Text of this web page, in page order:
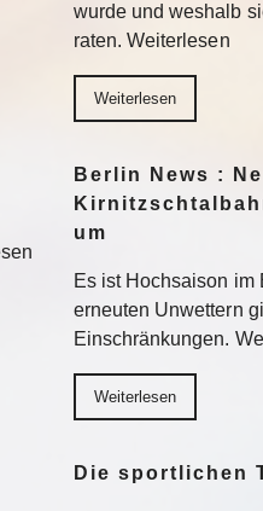
wurde und weshalb
raten. Weiterlesen
Weiterlesen
Berlin News :
um
Es ist Hochsaison im
erneuten Unwettern
Einschränkungen.
Weiterlesen
Die sportlichen